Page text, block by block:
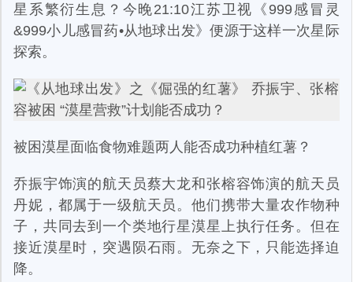
星系繁衍生息？今晚21:10江苏卫视《999感冒灵
&999小儿感冒药•从地球出发》便源于这样一次星际
探索。
被困漠星面临食物难题两人能否成功种植红薯？
乔振宇饰演的航天员蔡大龙和张榕容饰演的航天员
丹妮，都属于一级航天员。他们携带大量农作物种
子，共同去到一个类地行星漠星上执行任务。但在
接近漠星时，突遇陨石雨。无奈之下，只能选择迫
降。